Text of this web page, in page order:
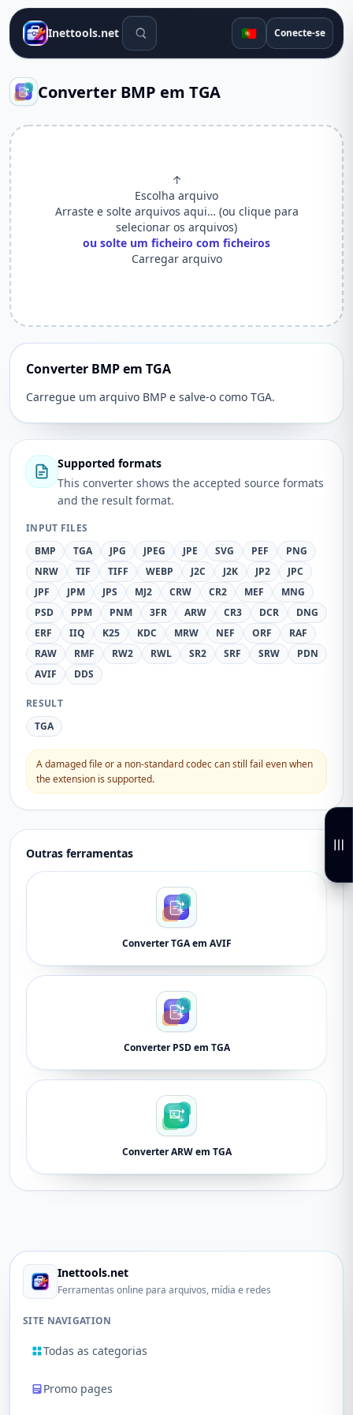
Inettools.net Ferramentas de pesquisa
🇵🇹 Conecte-se
Converter BMP em TGA
↑
Escolha arquivo
Arraste e solte arquivos aqui… (ou clique para
selecionar os arquivos)
ou solte um ficheiro com ficheiros
Carregar arquivo
Converter BMP em TGA
Carregue um arquivo BMP e salve-o como TGA.
Supported formats
This converter shows the accepted source formats
and the result format.
INPUT FILES
BMP
TGA JPG JPEG JPE SVG PEF
PNG
NRW
TIF TIFF WEBP J2C J2K JP2
JPC
JPF
JPM JPS MJ2 CRW CR2 MEF
MNG
PSD
PPM PNM 3FR ARW CR3 DCR
DNG
ERF
IIQ K25 KDC MRW NEF ORF
RAF
RAW
RMF RW2 RWL SR2 SRF SRW
PDN
AVIF
DDS
RESULT
TGA
A damaged file or a non-standard codec can still fail even when
the extension is supported.
Outras ferramentas
Converter TGA em AVIF
Converter PSD em TGA
Converter ARW em TGA
Inettools.net
Ferramentas online para arquivos, mídia e redes
SITE NAVIGATION
Todas as categorias
Promo pages